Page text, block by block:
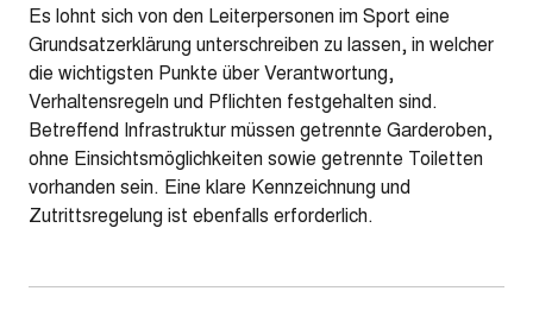
Es lohnt sich von den Leiterpersonen im Sport eine
Grundsatzerklärung unterschreiben zu lassen, in welcher
die wichtigsten Punkte über Verantwortung,
Verhaltensregeln und Pflichten festgehalten sind.
Betreffend Infrastruktur müssen getrennte Garderoben,
ohne Einsichtsmöglichkeiten sowie getrennte Toiletten
vorhanden sein. Eine klare Kennzeichnung und
Zutrittsregelung ist ebenfalls erforderlich.